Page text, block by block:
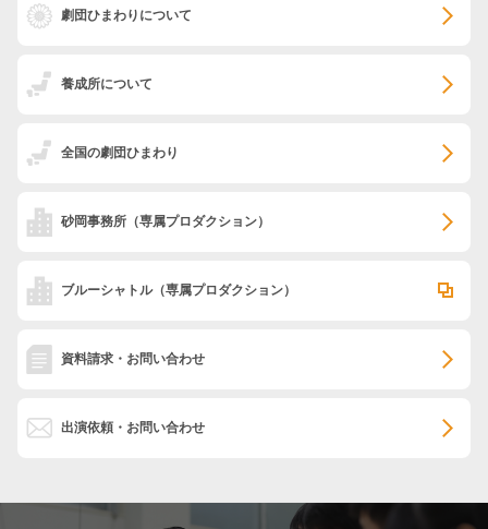
劇団ひまわりについて
養成所について
全国の劇団ひまわり
砂岡事務所 （専属プロダクション）
ブルーシャトル（専属プロダクション）
資料請求・お問い合わせ
出演依頼・お問い合わせ